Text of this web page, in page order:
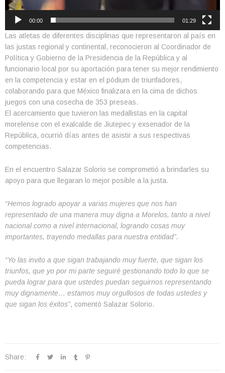
00:00 01:29
Las atletas de diferentes disciplinas que representaron al país en
las justas regional y continental, reconocieron al Coordinador de
Política y Gobierno de la Presidencia de la República y al
funcionario local por su aportación para tener su mejor rendimiento
en la competencia y estar en el pódium de triunfadores,
colaborando para que México finalizara en la cima de dichos
juegos con una cosecha de 353 preseas.
El acercamiento que tuvieron las medallistas en la capital
morelense con el exalcalde de Jiutepec y exsenador de la
República, ocurrió días antes de asistir a sus respectivas
competencias.
En el encuentro Salazar Solorio se comprometió a brindarles su
apoyo para que llegaran lo mejor posible a la justa.
“Hemos logrado apoyar a varias mujeres que nos han
representado de una manera muy digna a Morelos, tanto a nivel
nacional como a nivel internacional, logrando cosas muy
importantes, trayendo medallas para nuestra entidad”.
“Yo las invito a que sigan trabajando muy fuerte, que sigan los
triunfos, que yo por mi parte seguiré gestionando todo lo que se
pueda lograr para que ustedes puedan seguirnos representando
muy dignamente… estamos muy orgullosos de todas ustedes y
que sigan los éxitos”, comentó Salazar Solorio.
Share: